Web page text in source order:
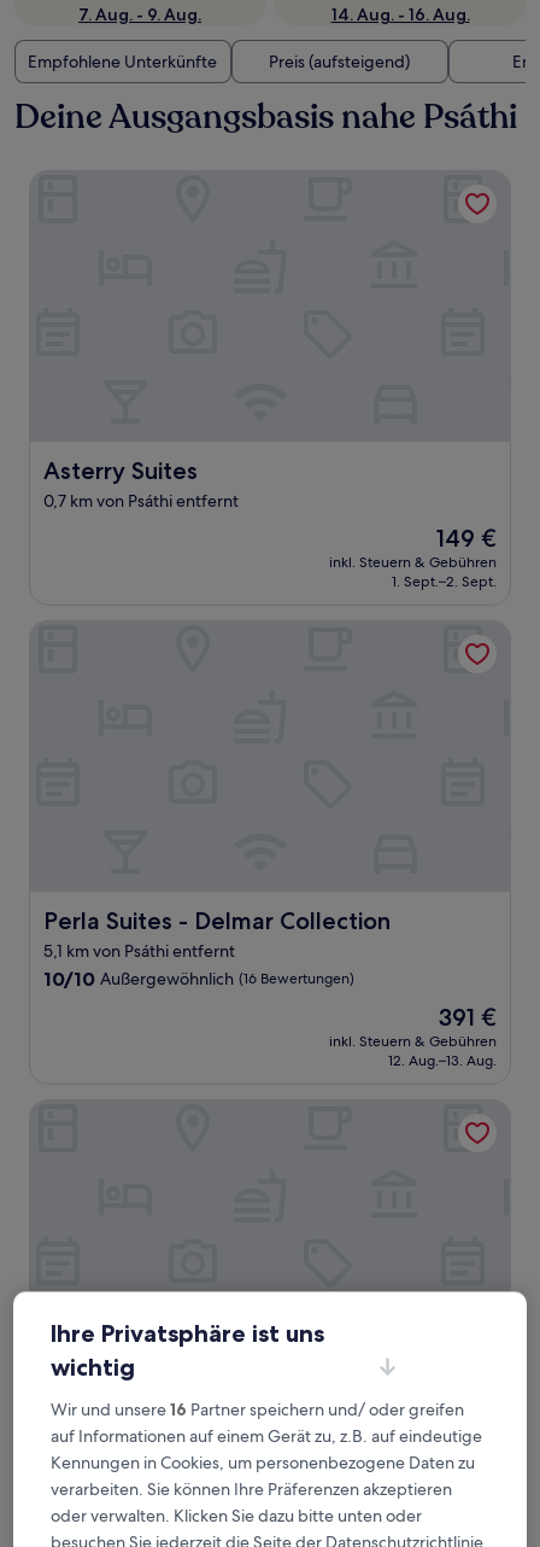
7. Aug. - 9. Aug.
14. Aug. - 16. Aug.
Empfohlene Unterkünfte Preis (aufsteigend)
Deine Ausgangsbasis nahe Psáthi
Asterry Suites
Asterry Suites
0,7 km von Psáthi entfernt
Der
Preis
beträgt
149 €
inkl. Steuern & Gebühren
1. Sept.–2. Sept.
Perla Suites - Delmar Collection
Perla Suites - Delmar Collection
5,1 km von Psáthi entfernt
10.0
10/10 Außergewöhnlich (16 Bewertungen)
Der
Preis
beträgt
391 €
inkl. Steuern & Gebühren
12. Aug.–13. Aug.
Solus Suites
12,5 km von Psáthi entfernt
10.0
10,
Außergewöhnlich,
(23
10/10 Außergewöhnlich (23 Bewertungen)
Der
beträgt
590 €
inkl. Steuern & Gebühren
16. Aug.–17. Aug.
Ihre Privatsphäre ist uns
wichtig
Wir und unsere16 Partner speichern und/ oder greifen
auf Informationen auf einem Gerät zu, z.B. auf eindeutige
Kennungen in Cookies, um personenbezogene Daten zu
verarbeiten. Sie können Ihre Präferenzen akzeptieren
oder verwalten. Klicken Sie dazu bitte unten oder